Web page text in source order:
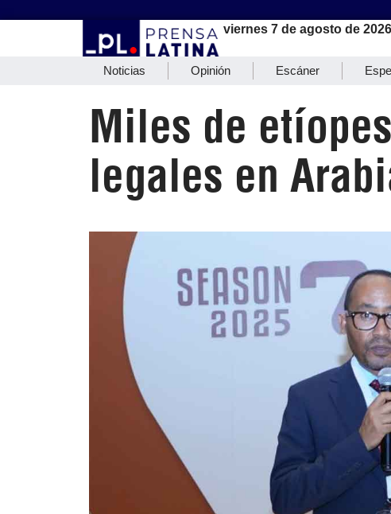
viernes 7 de agosto de 2026
Noticias Opinión Escáner
Miles de
legales en